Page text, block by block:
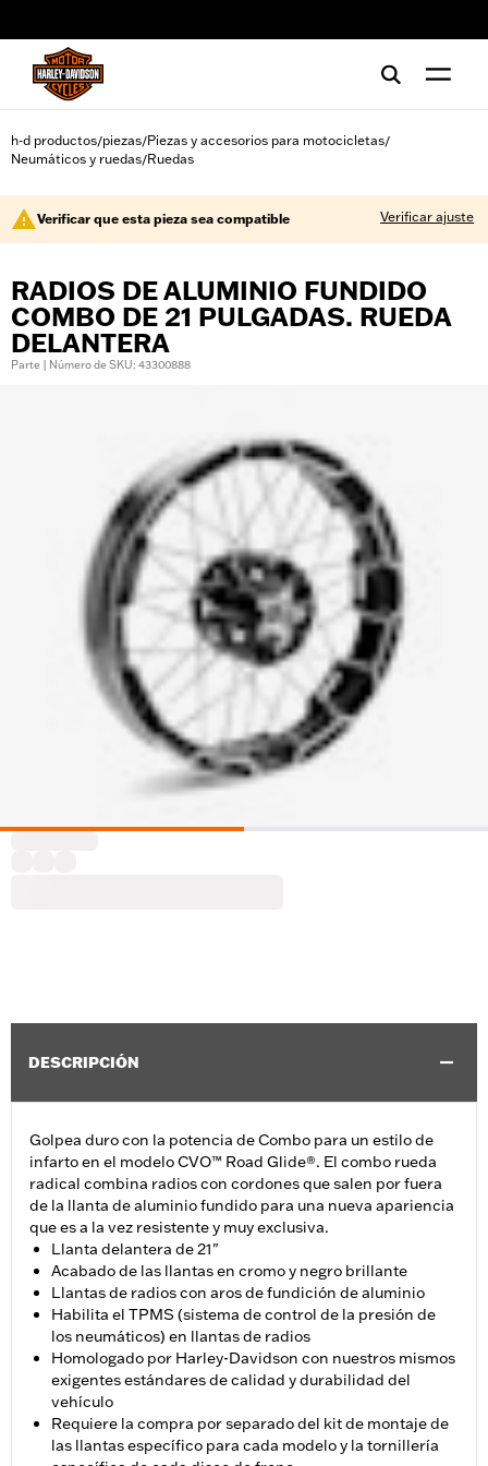
h-d productos/piezas/Piezas y accesorios para motocicletas/
Neumáticos y ruedas/Ruedas
Verificar que esta pieza sea compatible Verificar ajuste
RADIOS DE ALUMINIO FUNDIDO
COMBO DE 21 PULGADAS. RUEDA
DELANTERA
Parte | Número de SKU: 43300888
DESCRIPCIÓN
Golpea duro con la potencia de Combo para un estilo de
infarto en el modelo CVO™ Road Glide®. El combo rueda
radical combina radios con cordones que salen por fuera
de la llanta de aluminio fundido para una nueva apariencia
que es a la vez resistente y muy exclusiva.
Llanta delantera de 21"
Acabado de las llantas en cromo y negro brillante
Llantas de radios con aros de fundición de aluminio
Habilita el TPMS (sistema de control de la presión de
los neumáticos) en llantas de radios
Homologado por Harley-Davidson con nuestros mismos
exigentes estándares de calidad y durabilidad del
vehículo
Requiere la compra por separado del kit de montaje de
las llantas específico para cada modelo y la tornillería